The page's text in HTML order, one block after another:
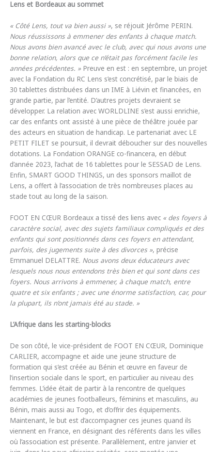
Lens et Bordeaux au sommet
« Côté Lens, tout va bien aussi », se réjouit Jérôme PERIN.
Nous réussissons à emmener des enfants à chaque match.
Nous avons bien avancé avec le club, avec qui nous avons une
bonne relation, alors que ce n’était pas forcément facile les
années précédentes. » Preuve en est : en septembre, un projet
avec la Fondation du RC Lens s’est concrétisé, par le biais de
30 tablettes distribuées dans un IME à Liévin et financées, en
grande partie, par l’entité. D’autres projets devraient se
développer. La relation avec WORLDLINE s’est aussi enrichie,
car des enfants ont assisté à une pièce de théâtre jouée par
des acteurs en situation de handicap. Le partenariat avec LE
PETIT FILET se poursuit, il devrait déboucher sur des nouvelles
dotations. La Fondation ORANGE co-financera, en début
d’année 2023, l’achat de 16 tablettes pour le SESSAD de Lens.
Enfin, SMART GOOD THINGS, un des sponsors maillot de
Lens, a offert à l’association de très nombreuses places au
stade tout au long de la saison.
FOOT EN CŒUR Bordeaux a tissé des liens avec « des foyers à
caractère social, avec des sujets familiaux compliqués et des
enfants qui sont positionnés dans ces foyers en attendant,
parfois, des jugements suite à des divorces », précise
Emmanuel DELATTRE. Nous avons deux éducateurs avec
lesquels nous nous entendons très bien et qui sont dans ces
foyers. Nous arrivons à emmener, à chaque match, entre
quatre et six enfants ; avec une énorme satisfaction, car, pour
la plupart, ils n’ont jamais été au stade. »
L’Afrique dans les starting-blocks
De son côté, le vice-président de FOOT EN CŒUR, Dominique
CARLIER, accompagne et aide une jeune structure de
formation qui s’est créée au Bénin et œuvre en faveur de
l’insertion sociale dans le sport, en particulier au niveau des
femmes. L’idée était de partir à la rencontre de quelques
académies de jeunes footballeurs, féminins et masculins, au
Bénin, mais aussi au Togo, et d’offrir des équipements.
Maintenant, le but est d’accompagner ces jeunes quand ils
viennent en France, en désignant des référents dans les villes
où l’association est présente. Parallèlement, entre janvier et